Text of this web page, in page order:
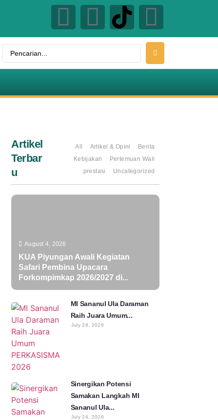
Artikel
Terbar
u
All Artikel & Opini
Berita
Kebijakan
Pertemuan Wali
prestasi
Uncategorized
August 4, 2026
KUA Piyungan Awali Kegiatan
Safari Pembina Upacara
Forkompimkap 2026/2027 di...
MI Sananul Ula Daraman
Raih Juara Umum...
July 28, 2026
Sinergikan Potensi
Samakan Langkah MI
Sananul Ula...
July 24, 2026